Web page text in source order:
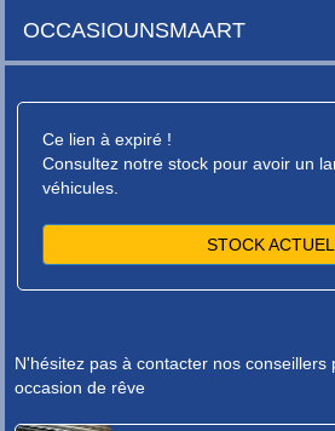
OCCASIOUNSMAART
Ce lien à expiré !
Consultez notre stock pour avoir un
véhicules.
STOCK ACTUEL
N'hésitez pas à contacter nos conseillers
occasion de rêve